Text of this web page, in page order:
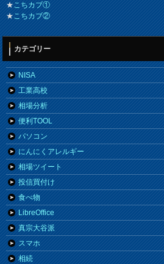
★こちカブ①
★こちカブ②
カテゴリー
NISA
工業高校
相場分析
便利TOOL
パソコン
にんにくアレルギー
相場ツイート
投信買付け
食べ物
LibreOffice
真宗大谷派
スマホ
相続